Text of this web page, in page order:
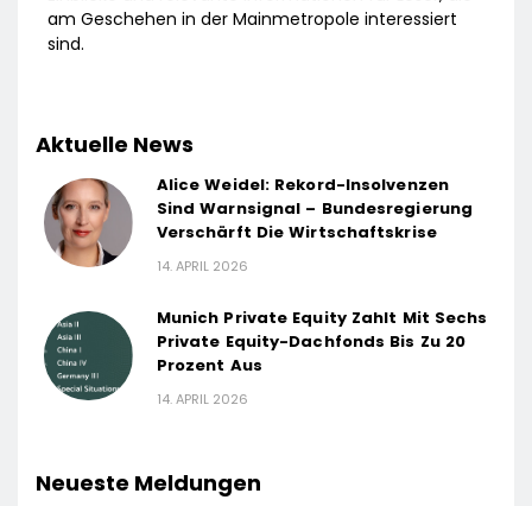
am Geschehen in der Mainmetropole interessiert
sind.
Aktuelle News
Alice Weidel: Rekord-Insolvenzen
Sind Warnsignal – Bundesregierung
Verschärft Die Wirtschaftskrise
14. APRIL 2026
Munich Private Equity Zahlt Mit Sechs
Private Equity-Dachfonds Bis Zu 20
Prozent Aus
14. APRIL 2026
Neueste Meldungen